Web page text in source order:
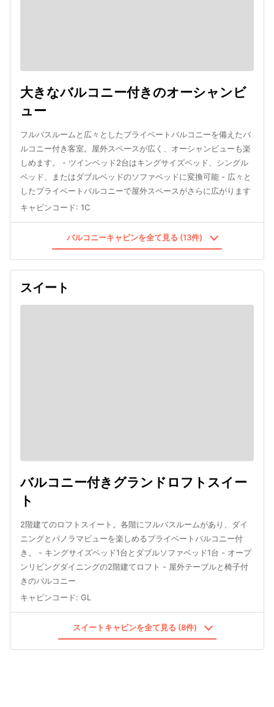
大きなバルコニー付きのオーシャンビ
ュー
フルバスルームと広々としたプライベートバルコニーを備えたバ
ルコニー付き客室。屋外スペースが広く、オーシャンビューも楽
しめます。 - ツインベッド2台はキングサイズベッド、シングル
ベッド、またはダブルベッドのソファベッドに変換可能 - 広々と
したプライベートバルコニーで屋外スペースがさらに広がります
キャビンコード: 1C
バルコニーキャビンを全て見る (13件)
スイート
バルコニー付きグランドロフトスイー
ト
2階建てのロフトスイート。各階にフルバスルームがあり、ダイ
ニングとパノラマビューを楽しめるプライベートバルコニー付
き。 - キングサイズベッド1台とダブルソファベッド1台 - オープ
ンリビングダイニングの2階建てロフト - 屋外テーブルと椅子付
きのバルコニー
キャビンコード: GL
スイートキャビンを全て見る (8件)